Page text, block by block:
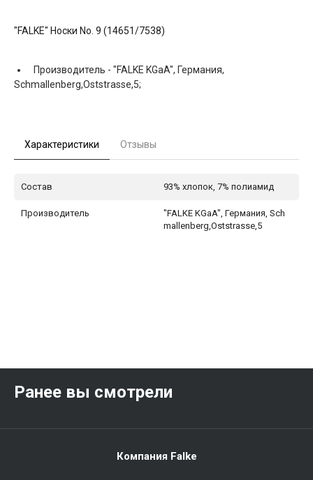
"FALKE" Носки No. 9 (14651/7538)
Производитель - "FALKE KGaA", Германия,
Schmallenberg,Oststrasse,5;
Характеристики Отзывы
Состав 93% хлопок, 7% полиамид
Производитель
"FALKE KGaA", Германия, Sch
mallenberg,Oststrasse,5
Ранее вы смотрели
Компания Falke